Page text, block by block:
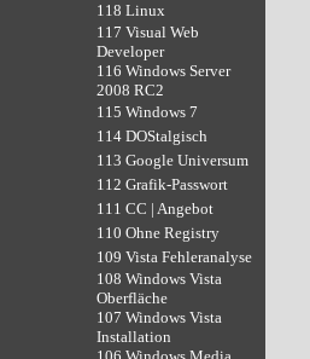
118 Linux
117 Visual Web
Developer
116 Windows Server
2008 RC2
115 Windows 7
114 DOStalgisch
113 Google Universum
112 Grafik-Passwort
111 CC | Angebot
110 Ohne Registry
109 Vista Fehleranalyse
108 Windows Vista
Oberfläche
107 Windows Vista
Installation